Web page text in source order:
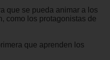
que se pueda animar a los
como los protagonistas de
que aprenden los